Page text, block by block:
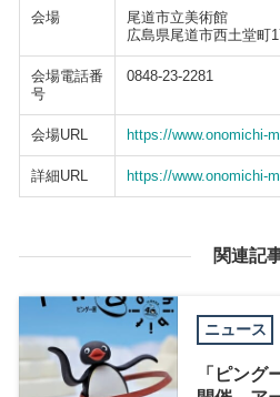
会場
尾道市立美術館
広島県尾道市西土堂町
会場電話番
号
0848-23-2281
会場URL https://www.onomichi-
詳細URL https://www.onomichi-
関連記
ニュース
「ピング